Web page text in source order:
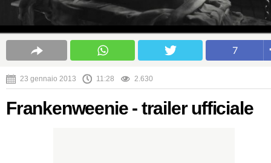
7
23 gennaio 2013 11:28 2.630
Frankenweenie - trailer ufficiale